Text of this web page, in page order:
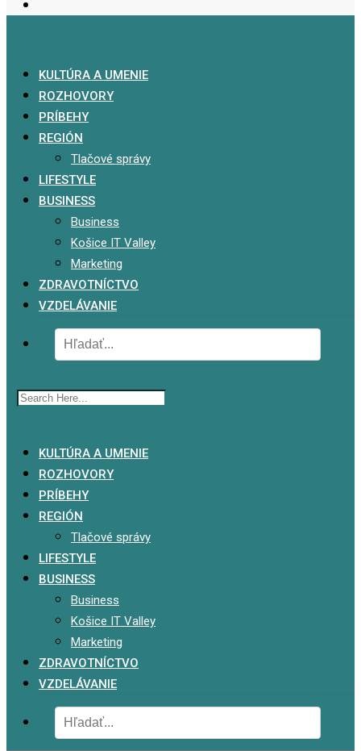
KULTÚRA A UMENIE
ROZHOVORY
PRÍBEHY
REGIÓN
Tlačové správy
LIFESTYLE
BUSINESS
Business
Košice IT Valley
Marketing
ZDRAVOTNÍCTVO
VZDELÁVANIE
KULTÚRA A UMENIE
ROZHOVORY
PRÍBEHY
REGIÓN
Tlačové správy
LIFESTYLE
BUSINESS
Business
Košice IT Valley
Marketing
ZDRAVOTNÍCTVO
VZDELÁVANIE